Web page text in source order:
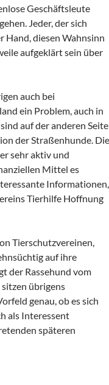
Geschäftsleute
Jeder, der sich
Hand, diesen Wahnsinn
aufgeklärt sein über
auch bei
ein Problem, auch in
auf der anderen Seite
der Straßenhunde. Die
sehr aktiv und
Mittel es
Informationen,
Tierhilfe Hoffnung
Tierschutzvereinen,
auf ihre
der Rassehund vom
übrigens
genau, ob es sich
als Interessent
späteren